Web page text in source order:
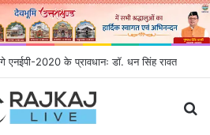
एनईपी-2020 के प्रावधानः डाॅ. धन सिंह रावत